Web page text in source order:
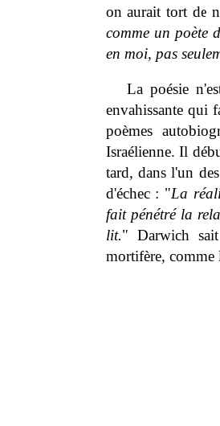
on aurait tort de
comme un poète
en moi, pas
La poésie
envahissante qui
poèmes
Israélienne. Il
tard, dans l'un
d'échec : "La
fait pénétré la
lit." Darwich
mortifère, comme